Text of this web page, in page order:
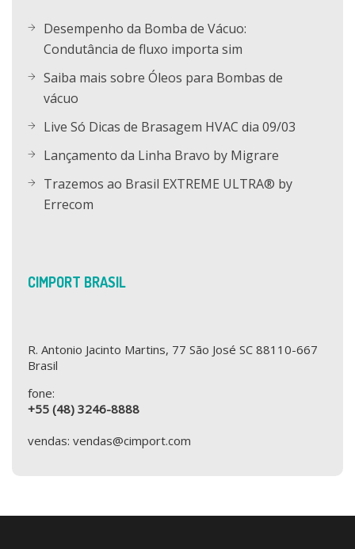
Desempenho da Bomba de Vácuo:
Condutância de fluxo importa sim
Saiba mais sobre Óleos para Bombas de
vácuo
Live Só Dicas de Brasagem HVAC dia 09/03
Lançamento da Linha Bravo by Migrare
Trazemos ao Brasil EXTREME ULTRA® by
Errecom
CIMPORT BRASIL
R. Antonio Jacinto Martins, 77 São José SC 88110-667
Brasil
fone:
+55 (48) 3246-8888
vendas: vendas@cimport.com